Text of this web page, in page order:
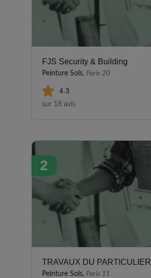
FJS Security & Building
Peinture Sols, Paris 20
4.3
sur 18 avis
2
TRAVAUX DU PARTICULIER
Peinture Sols, Paris 11